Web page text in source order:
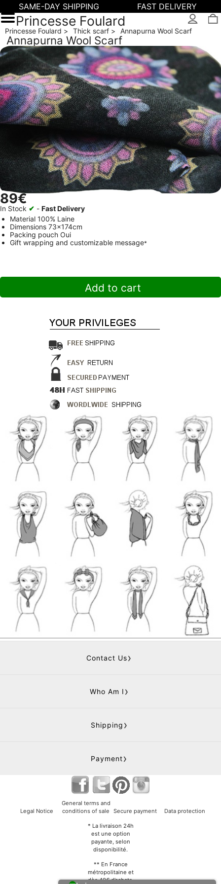
Princesse Foulard
Princesse Foulard Thick scarf Annapurna Wool Scarf
Annapurna Wool Scarf
89€
In Stock ✔ - Fast Delivery
Material 100% Laine
Dimensions 73x174cm
Packing pouch Oui
Gift wrapping and customizable message*
Add to cart
Contact Us
Who Am I
Shipping
Payment
Legal Notice
General terms and
conditions of sale
Secure payment Data protection
* La livraison 24h
est une option
payante, selon
disponibilité.
** En France
métropolitaine et
dès 40€ d’achats.
SAME-DAY SHIPPING FAST DELIVERY